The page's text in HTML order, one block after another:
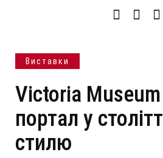
Виставки
Victoria Museum
портал у
стилю